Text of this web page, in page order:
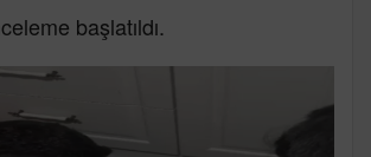
başlatıldı.